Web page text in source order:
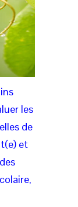
les
de
et